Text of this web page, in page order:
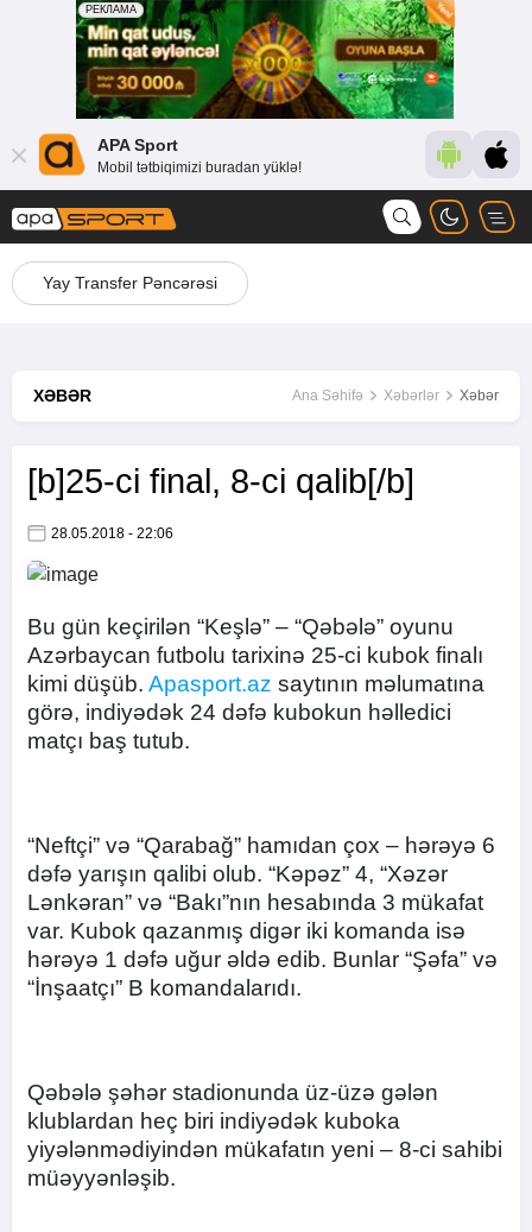
APA Sport
Mobil tətbiqimizi buradan yüklə!
Yay Transfer Pəncərəsi
XƏBƏR Ana Səhifə Xəbərlər Xəbər
[b]25-ci final, 8-ci qalib[/b]
28.05.2018 - 22:06
Bu gün keçirilən “Keşlə” – “Qəbələ” oyunu
Azərbaycan futbolu tarixinə 25-ci kubok finalı
kimi düşüb. Apasport.az saytının məlumatına
görə, indiyədək 24 dəfə kubokun həlledici
matçı baş tutub.
“Neftçi” və “Qarabağ” hamıdan çox – hərəyə 6
dəfə yarışın qalibi olub. “Kəpəz” 4, “Xəzər
Lənkəran” və “Bakı”nın hesabında 3 mükafat
var. Kubok qazanmış digər iki komanda isə
hərəyə 1 dəfə uğur əldə edib. Bunlar “Şəfa” və
“İnşaatçı” B komandalarıdı.
Qəbələ şəhər stadionunda üz-üzə gələn
klublardan heç biri indiyədək kuboka
yiyələnmədiyindən mükafatın yeni – 8-ci sahibi
müəyyənləşib.